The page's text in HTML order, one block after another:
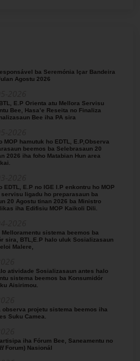
ba Seremónia Içar Bandeira
Agostu 2026
E.P Orienta atu Mellora Servisu
Bee, Hasa’e Reseita no Finaliza
Bee iha PA sira
MOP hamutuk ho EDTL, E.P,Observa
beemos ba Selebrasaun 20
2026 iha foho Matabian Hun area
EDTL, E.P no IGE I.P enkontru ho MOP
servisu ligadu ho preparasaun ba
20 Agostu tinan 2026 ba Ministro
iha Edifisiu MOP Kaikoli Dili.
Melloramentu sistema beemos ba
sira, BTL,E.P halo uluk Sosializasaun
Malere,
atividade Sosializasaun antes halo
sistema beemos ba Konsumidór
Aisirimou.
observa projetu sistema beemos iha
Suku Camea.
iha Fórum Bee, Saneamentu no
Forum) Nasionál